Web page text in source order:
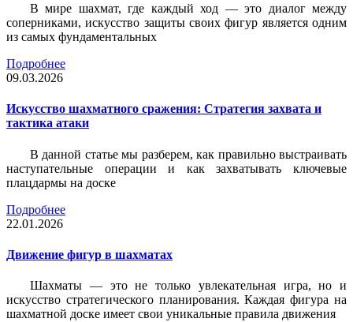
В мире шахмат, где каждый ход — это диалог между
соперниками, искусство защиты своих фигур является одним
из самых фундаментальных
Подробнее
09.03.2026
Искусство шахматного сражения: Стратегия захвата и
тактика атаки
В данной статье мы разберем, как правильно выстраивать
наступательные операции и как захватывать ключевые
плацдармы на доске
Подробнее
22.01.2026
Движение фигур в шахматах
Шахматы — это не только увлекательная игра, но и
искусство стратегического планирования. Каждая фигура на
шахматной доске имеет свои уникальные правила движения